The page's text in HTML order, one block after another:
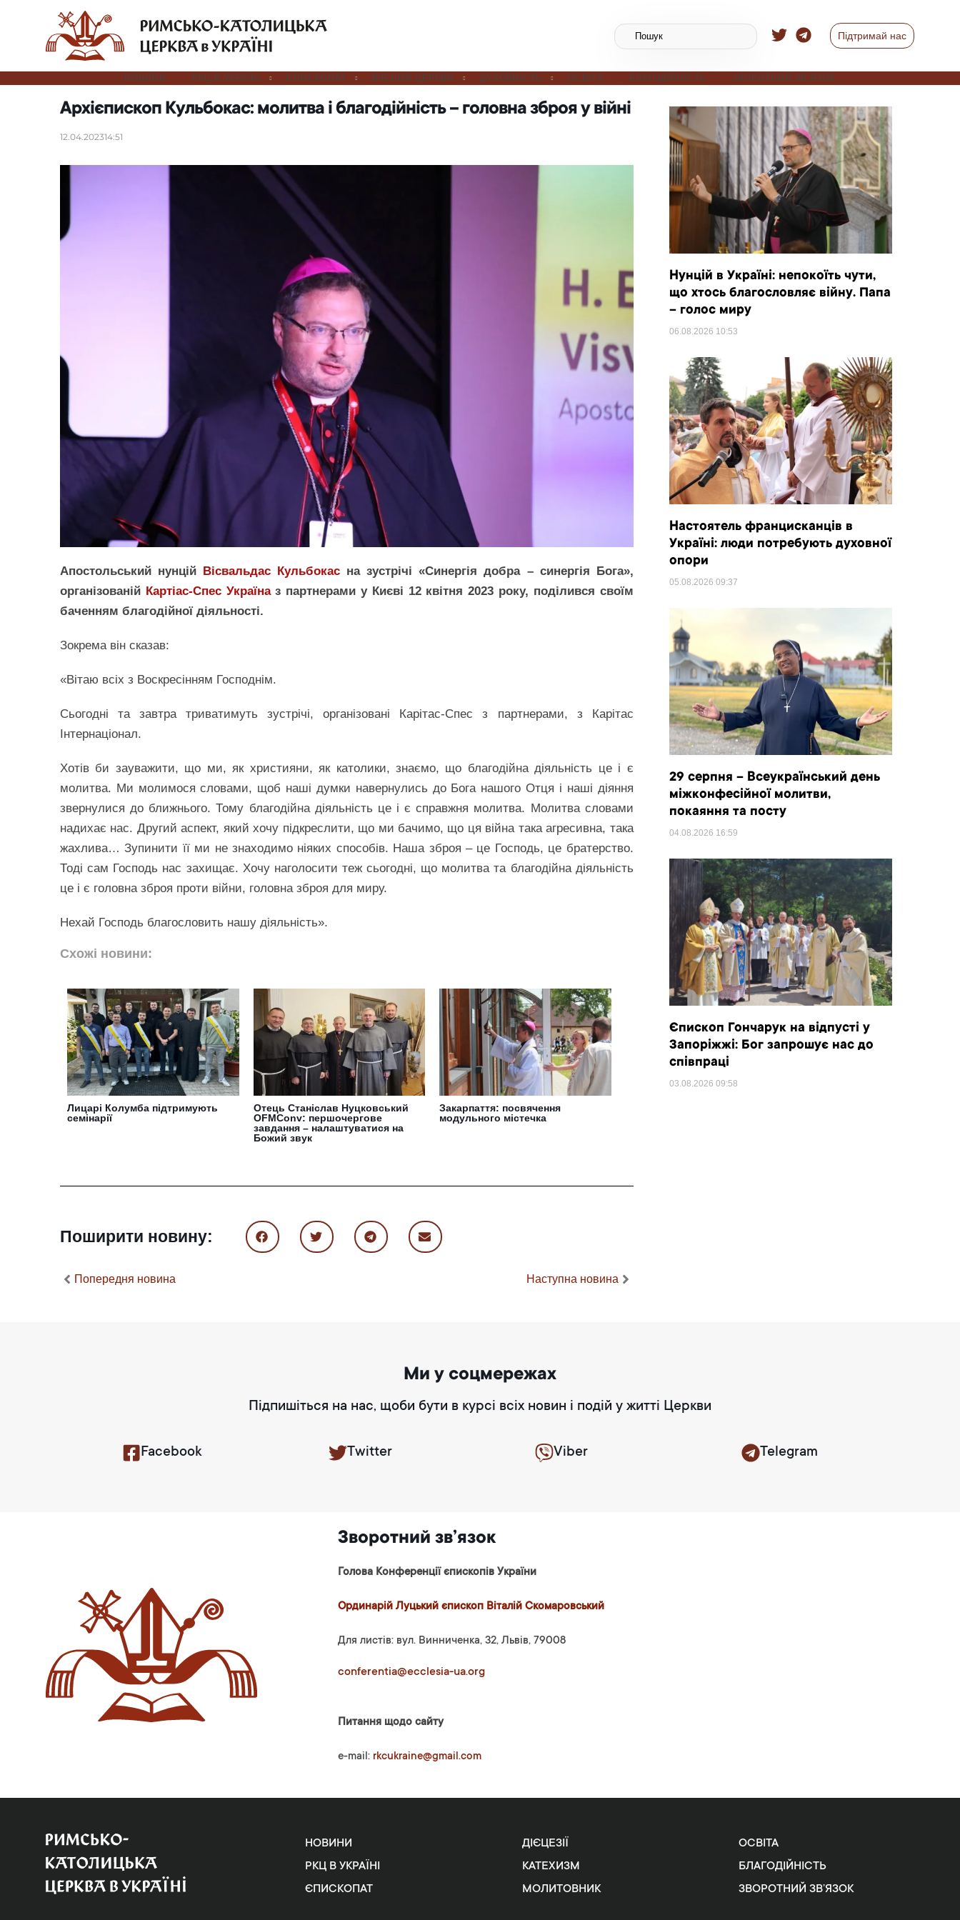
Підтримай нас
НОВИНИ РКЦ В УКРАЇНІ ЄПИСКОПАТ ВЧЕННЯ ЦЕРКВИ ДУХОВНІСТЬ ОСВІТА БЛАГОДІЙНІСТЬ ЗВОРОТНИЙ ЗВ’ЯЗОК
Архієпископ Кульбокас: молитва і благодійність – головна зброя у війні
12.04.202314:51
Апостольський нунцій Вісвальдас Кульбокас на зустрічі «Синергія добра – синергія Бога»,
організованій Картіас-Спес Україназ партнерами у Києві 12 квітня 2023 року, поділився своїм
баченням благодійної діяльності.
Зокрема він сказав:
«Вітаю всіх з Воскресінням Господнім.
Сьогодні та завтра триватимуть зустрічі, організовані Карітас-Спес з партнерами, з Карітас
Інтернаціонал.
Хотів би зауважити, що ми, як християни, як католики, знаємо, що благодійна діяльність це і є
молитва. Ми молимося словами, щоб наші думки навернулись до Бога нашого Отця і наші діяння
звернулися до ближнього. Тому благодійна діяльність це і є справжня молитва. Молитва словами
надихає нас. Другий аспект, який хочу підкреслити, що ми бачимо, що ця війна така агресивна, така
жахлива… Зупинити її ми не знаходимо ніяких способів. Наша зброя – це Господь, це братерство.
Тоді сам Господь нас захищає. Хочу наголосити теж сьогодні, що молитва та благодійна діяльність
це і є головна зброя проти війни, головна зброя для миру.
Нехай Господь благословить нашу діяльність».
Схожі новини:
Лицарі Колумба підтримують
семінарії
Отець Станіслав Нуцковський
OFMConv: першочергове
завдання – налаштуватися на
Божий звук
Закарпаття: посвячення
модульного містечка
Поширити новину:
Попередня новина Наступна новина
Нунцій в Україні: непокоїть чути,
що хтось благословляє війну. Папа
– голос миру
06.08.2026 10:53
Настоятель францисканців в
Україні: люди потребують духовної
опори
05.08.2026 09:37
29 серпня – Всеукраїнський день
міжконфесійної молитви,
покаяння та посту
04.08.2026 16:59
Єпископ Гончарук на відпусті у
Запоріжжі: Бог запрошує нас до
співпраці
03.08.2026 09:58
Ми у соцмережах
Підпишіться на нас, щоби бути в курсі всіх новин і подій у житті Церкви
Facebook Twitter Viber Telegram
Зворотний зв’язок
Голова Конференції єпископів України
Ординарій Луцький єпископ Віталій Скомаровський
Для листів: вул. Винниченка, 32, Львів, 79008
conferentia@ecclesia-ua.org
Питання щодо сайту
e-mail: rkcukraine@gmail.com
НОВИНИ
РКЦ В УКРАЇНІ
ЄПИСКОПАТ
ДІЄЦЕЗІЇ
КАТЕХИЗМ
МОЛИТОВНИК
ОСВІТА
БЛАГОДІЙНІСТЬ
ЗВОРОТНИЙ ЗВ’ЯЗОК